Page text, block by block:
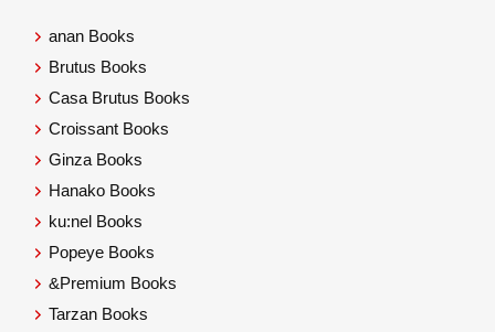
anan Books
Brutus Books
Casa Brutus Books
Croissant Books
Ginza Books
Hanako Books
ku:nel Books
Popeye Books
&Premium Books
Tarzan Books